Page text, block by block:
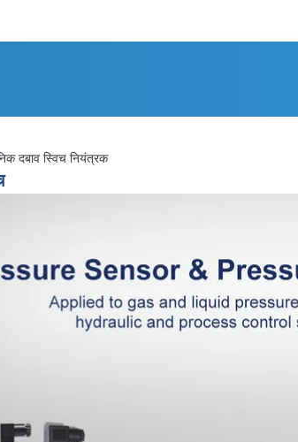
दबाव स्विच नियंत्रक